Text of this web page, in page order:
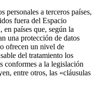
personales a terceros países,
fuera del Espacio
países que, según la
una protección de datos
ofrecen un nivel de
del tratamiento los
conformes a la legislación
entre otros, las «cláusulas